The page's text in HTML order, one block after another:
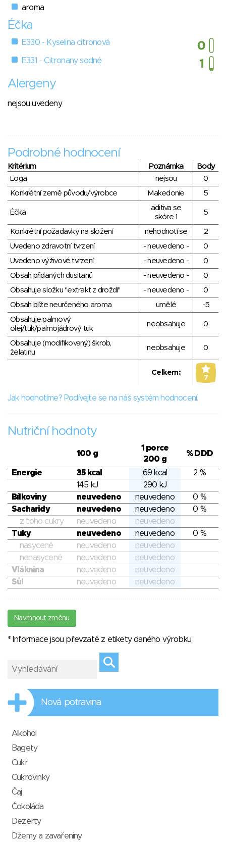
aroma
Éčka
E330 - Kyselina citronová
E331 - Citronany sodné
Alergeny
nejsou uvedeny
Podrobné hodnocení
Kritérium Poznámka
Body
Loga
nejsou
0
Konkrétní země původu/výrobce
Makedonie 5
Éčka
aditiva se
skóre 1
5
Konkrétní požadavky na složení nehodnotí se
2
Uvedeno zdravotní tvrzení
- neuvedeno -
0
Uvedeno výživové tvrzení
- neuvedeno -
0
Obsah přidaných dusitanů
- neuvedeno -
0
Obsahuje složku "extrakt z droždí"
- neuvedeno -
0
Obsah blíže neurčeného aroma
umělé
-5
Obsahuje palmový
olej/tuk/palmojádrový tuk
neobsahuje 0
Obsahuje (modifikovaný) škrob,
želatinu
neobsahuje 0
Celkem:
7
Jak hodnotíme? Podívejte se na náš systém hodnocení.
Nutriční hodnoty
100 g
1 porce
200 g
% DDD
Energie 35 kcal 69 kcal
2 %
145 kJ
290 kJ
Bílkoviny
neuvedeno neuvedeno
0 %
Sacharidy
neuvedeno neuvedeno
0 %
z toho cukry
neuvedeno
neuvedeno
Tuky
neuvedeno neuvedeno
0 %
nasycené
neuvedeno
neuvedeno
nenasycené
neuvedeno
neuvedeno
Vláknina
neuvedeno
neuvedeno
Sůl
neuvedeno neuvedeno
Navrhnout změnu
* Informace jsou převzaté z etikety daného výrobku
Nová potravina
Alkohol
Bagety
Cukr
Cukrovinky
Čaj
Čokoláda
Dezerty
Džemy a zavařeniny